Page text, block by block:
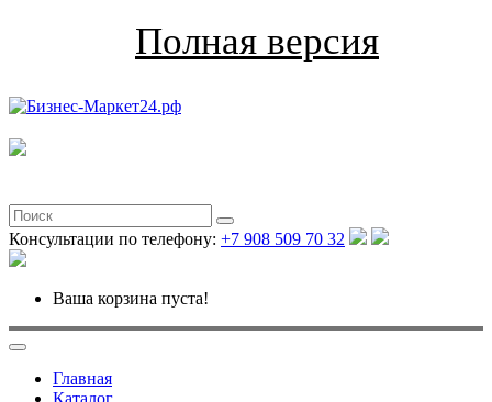
Полная версия
Консультации по телефону: +7 908 509 70 32
Ваша корзина пуста!
Главная
Каталог